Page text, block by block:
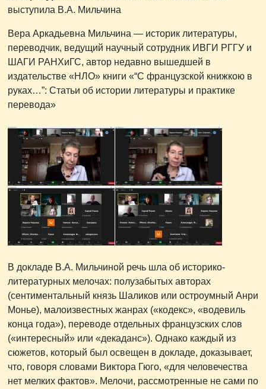
выступила В.А. Мильчина
Вера Аркадьевна Мильчина — историк литературы,
переводчик, ведущий научный сотрудник ИВГИ РГГУ и
ШАГИ РАНХиГС, автор недавно вышедшей в
издательстве «НЛО» книги «“С французской книжкою в
руках…”: Статьи об истории литературы и практике
перевода»
В докладе В.А. Мильчиной речь шла об историко-
литературных мелочах: полузабытых авторах
(сентиментальный князь Шаликов или остроумный Анри
Монье), малоизвестных жанрах («кодекс», «водевиль
конца года»), переводе отдельных французских слов
(«интересный» или «декаданс»). Однако каждый из
сюжетов, который был освещен в докладе, доказывает,
что, говоря словами Виктора Гюго, «для человечества
нет мелких фактов». Мелочи, рассмотренные не сами по